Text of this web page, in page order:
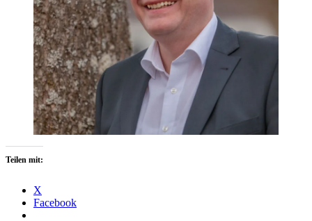
Teilen mit:
X
Facebook